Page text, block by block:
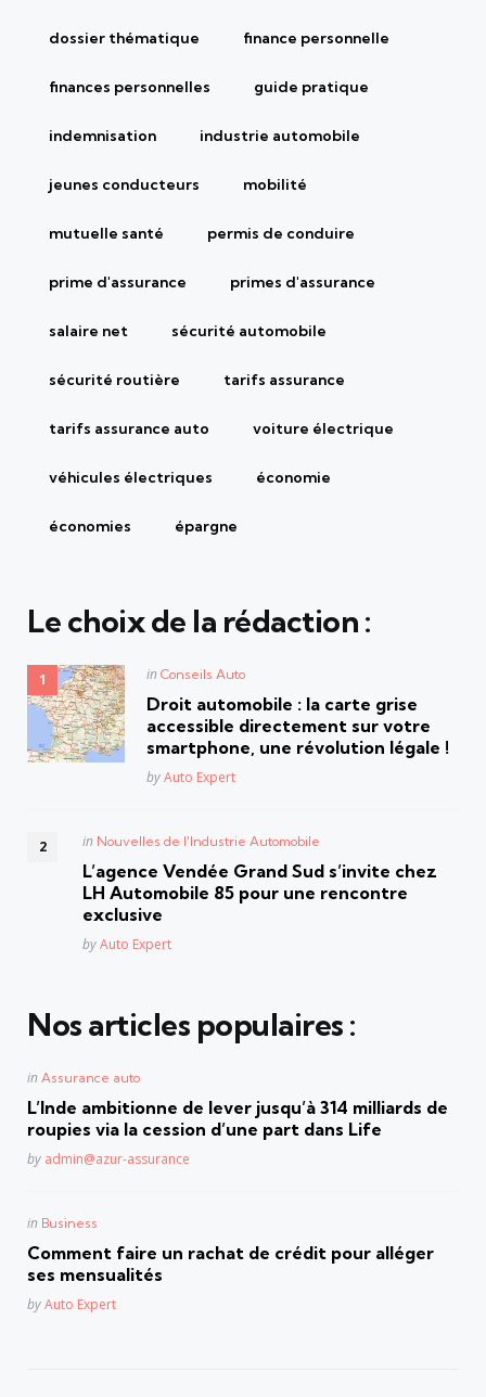
dossier thématique finance personnelle
finances personnelles guide pratique
indemnisation industrie automobile
jeunes conducteurs mobilité
mutuelle santé permis de conduire
prime d'assurance primes d'assurance
salaire net sécurité automobile
sécurité routière tarifs assurance
tarifs assurance auto voiture électrique
véhicules électriques économie
économies épargne
Le choix de la rédaction :
Posted
in Conseils Auto
Droit automobile : la carte grise
accessible directement sur votre
smartphone, une révolution légale !
Posted
byAuto Expert
Posted
in Nouvelles de l'Industrie Automobile
L’agence Vendée Grand Sud s’invite chez
LH Automobile 85 pour une rencontre
exclusive
Posted
byAuto Expert
Nos articles populaires :
Posted
in Assurance auto
L’Inde ambitionne de lever jusqu’à 314 milliards de
roupies via la cession d’une part dans Life
Posted
by admin@azur-assurance
Posted
in Business
Comment faire un rachat de crédit pour alléger
ses mensualités
Posted
byAuto Expert